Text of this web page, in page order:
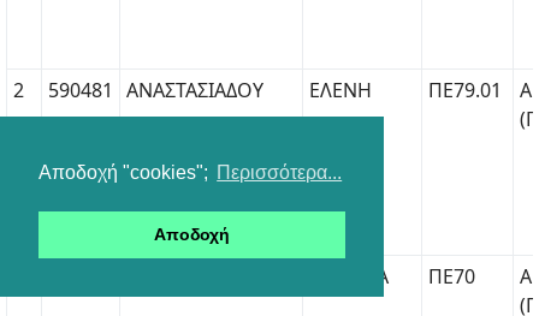
Αποδοχή "cookies"; Περισσότερα...
Αποδοχή
2 590481 ΑΝΑΣΤΑΣΙΑΔΟΥ ΕΛΕΝΗ ΠΕ79.01
ΕΥΘΑΛΙΑ ΠΕ70